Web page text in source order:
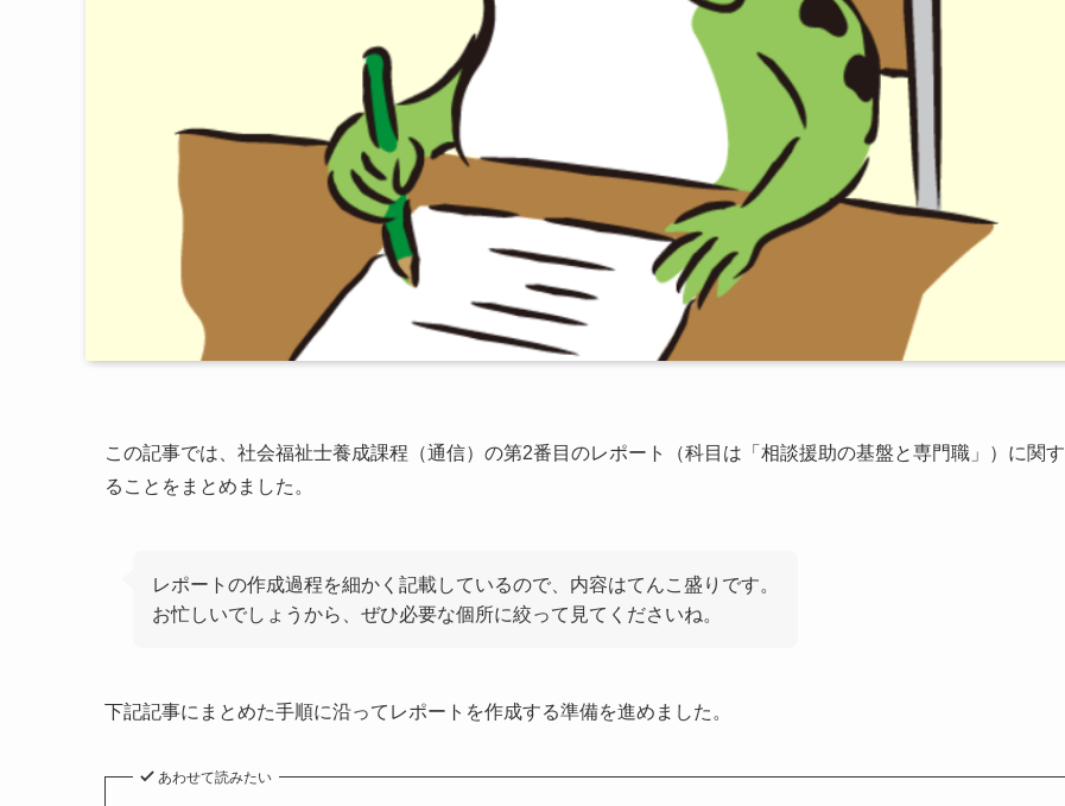
この記事では、社会福祉士養成課程（通信）の第2番目のレポート（科目は「相談援助の基盤と専門職」）に関す
ることをまとめました。
レポートの作成過程を細かく記載しているので、内容はてんこ盛りです。
お忙しいでしょうから、ぜひ必要な個所に絞って見てくださいね。
下記記事にまとめた手順に沿ってレポートを作成する準備を進めました。
あわせて読みたい